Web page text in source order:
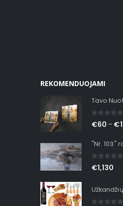
REKOMENDUOJAMI
Tavo
€60 – €
"Nr. 103"
out of
€1,130